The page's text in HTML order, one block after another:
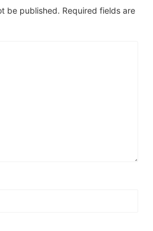
be published. Required fields are